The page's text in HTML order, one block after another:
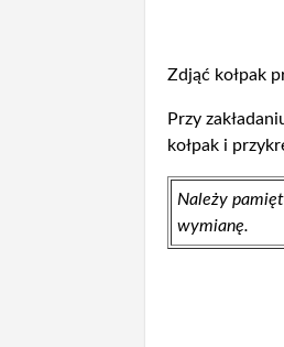
Zdjąć kołpak
Przy
kołpak i
Należy
wymianę.